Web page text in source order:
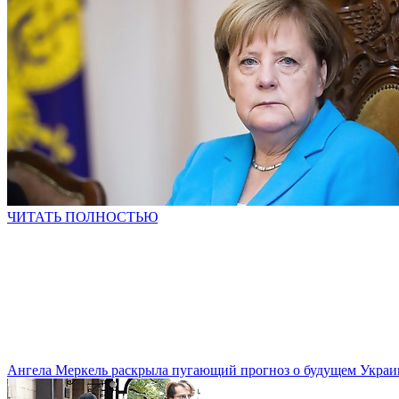
ЧИТАТЬ ПОЛНОСТЬЮ
Ангела Меркель раскрыла пугающий прогноз о будущем